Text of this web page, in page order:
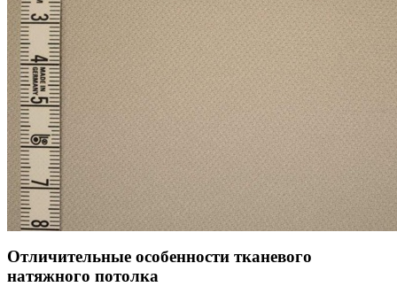
Отличительные особенности тканевого
натяжного потолка